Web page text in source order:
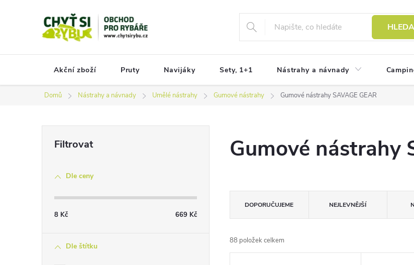
Akční zboží Pruty Navijáky Sety, 1+1 Nástrahy a návnady
Domů Nástrahy a návnady Umělé nástrahy Gumové nástrahy Gumové nástrahy SAVAGE GEAR
Dle ceny
8 Kč 669 Kč
Dle štítku
Gumové nástrahy
a
z
e
DOPORUČUJEME NEJLEVNĚJŠÍ
88 položek celkem